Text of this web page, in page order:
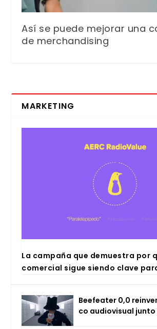
Así se puede mejorar una
de merchandising
MARKETING
La cam­pa­ña que demues­tra por
comer­cial sigue sien­do cla­ve
Bee­fea­ter 0,0
co audio­vi­sual